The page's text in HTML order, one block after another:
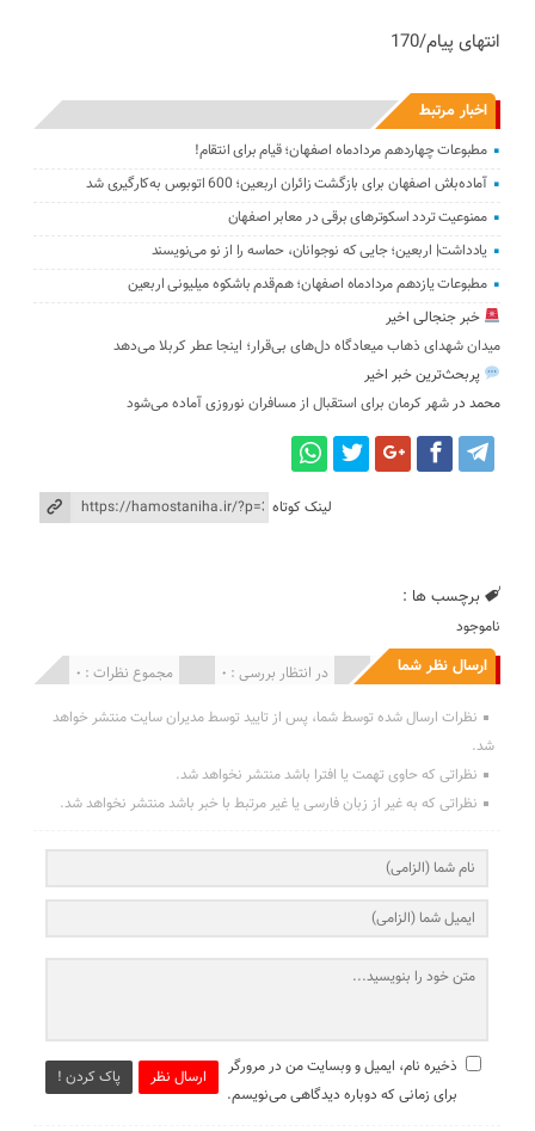
انتهای پیام/170
اخبار مرتبط
مطبوعات چهاردهم مردادماه اصفهان؛ قیام برای انتقام!
آماده‌باش اصفهان برای بازگشت زائران اربعین؛ 600 اتوبوس به‌کارگیری شد
ممنوعیت تردد اسکوترهای برقی در معابر اصفهان
یادداشت| اربعین؛ جایی که نوجوانان، حماسه را از نو می‌نویسند
مطبوعات یازدهم مردادماه اصفهان؛ هم‌قدم باشکوه میلیونی اربعین
خبر جنجالی اخیر
میدان شهدای ذهاب میعادگاه دل‌های بی‌قرار؛ اینجا عطر کربلا می‌دهد
پربحث‌ترین خبر اخیر
محمد درشهر کرمان برای استقبال از مسافران نوروزی آماده می‌شود
لینک کوتاه
برچسب ها :
ناموجود
ارسال نظر شما مجموع نظرات : 0 در انتظار بررسی : 0 انتشار یافته : 0
نظرات ارسال شده توسط شما، پس از تایید توسط مدیران سایت منتشر خواهد
شد.
نظراتی که حاوی تهمت یا افترا باشد منتشر نخواهد شد.
نظراتی که به غیر از زبان فارسی یا غیر مرتبط با خبر باشد منتشر نخواهد شد.
ارسال نظر پاک کردن !
ذخیره نام، ایمیل و وبسایت من در مرورگر
برای زمانی که دوباره دیدگاهی می‌نویسم.